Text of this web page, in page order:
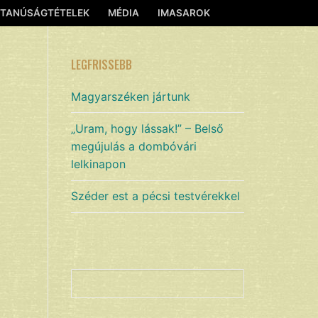
TANÚSÁGTÉTELEK MÉDIA IMASAROK
LEGFRISSEBB
Magyarszéken jártunk
„Uram, hogy lássak!” – Belső
megújulás a dombóvári
lelkinapon
Széder est a pécsi testvérekkel